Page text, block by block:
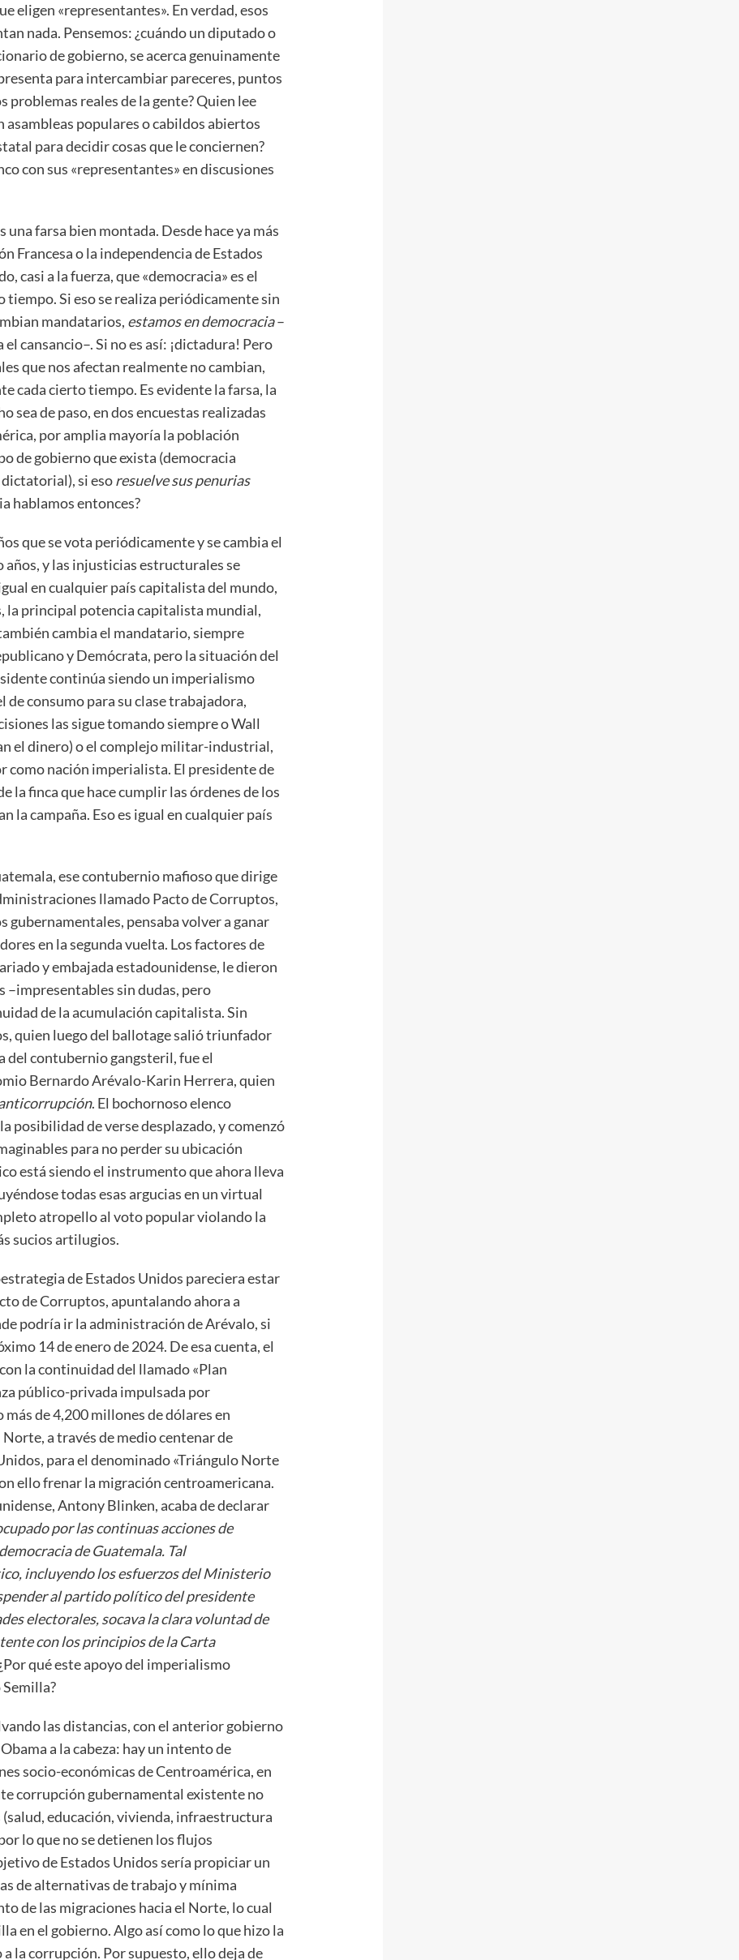
eligen «representantes». En verdad, esos
nada. Pensemos: ¿cuándo un diputado o
de gobierno, se acerca genuinamente
para intercambiar pareceres, puntos
problemas reales de la gente? Quien lee
asambleas populares o cabildos abiertos
para decidir cosas que le conciernen?
con sus «representantes» en discusiones
farsa bien montada. Desde hace ya más
Francesa o la independencia de Estados
casi a la fuerza, que «democracia» es el
tiempo. Si eso se realiza periódicamente sin
mandatarios, estamos en democracia–
cansancio–. Si no es así: ¡dictadura! Pero
que nos afectan realmente no cambian,
cada cierto tiempo. Es evidente la farsa, la
sea de paso, en dos encuestas realizadas
por amplia mayoría la población
de gobierno que exista (democracia
si esoresuelve sus penurias
hablamos entonces?
que se vota periódicamente y se cambia el
y las injusticias estructurales se
en cualquier país capitalista del mundo,
la principal potencia capitalista mundial,
cambia el mandatario, siempre
y Demócrata, pero la situación del
continúa siendo un imperialismo
consumo para su clase trabajadora,
las sigue tomando siempre o Wall
el dinero) o el complejo militar-industrial,
como nación imperialista. El presidente de
la finca que hace cumplir las órdenes de los
la campaña. Eso es igual en cualquier país
ese contubernio mafioso que dirige
llamado Pacto de Corruptos,
gubernamentales, pensaba volver a ganar
en la segunda vuelta. Los factores de
y embajada estadounidense, le dieron
–impresentables sin dudas, pero
de la acumulación capitalista. Sin
quien luego del ballotage salió triunfador
del contubernio gangsteril, fue el
Bernardo Arévalo-Karin Herrera, quien
. El bochornoso elenco
posibilidad de verse desplazado, y comenzó
para no perder su ubicación
está siendo el instrumento que ahora lleva
todas esas argucias en un virtual
atropello al voto popular violando la
sucios artilugios.
de Estados Unidos pareciera estar
de Corruptos, apuntalando ahora a
podría ir la administración de Arévalo, si
14 de enero de 2024. De esa cuenta, el
la continuidad del llamado «Plan
público-privada impulsada por
de 4,200 millones de dólares en
a través de medio centenar de
para el denominado «Triángulo Norte
ello frenar la migración centroamericana.
Antony Blinken, acaba de declarar
por las continuas acciones de
de Guatemala. Tal
incluyendo los esfuerzos del Ministerio
al partido político del presidente
electorales, socava la clara voluntad de
con los principios de la Carta
qué este apoyo del imperialismo
las distancias, con el anterior gobierno
a la cabeza: hay un intento de
socio-económicas de Centroamérica, en
corrupción gubernamental existente no
educación, vivienda, infraestructura
lo que no se detienen los flujos
de Estados Unidos sería propiciar un
de alternativas de trabajo y mínima
de las migraciones hacia el Norte, lo cual
en el gobierno. Algo así como lo que hizo la
la corrupción. Por supuesto, ello deja de